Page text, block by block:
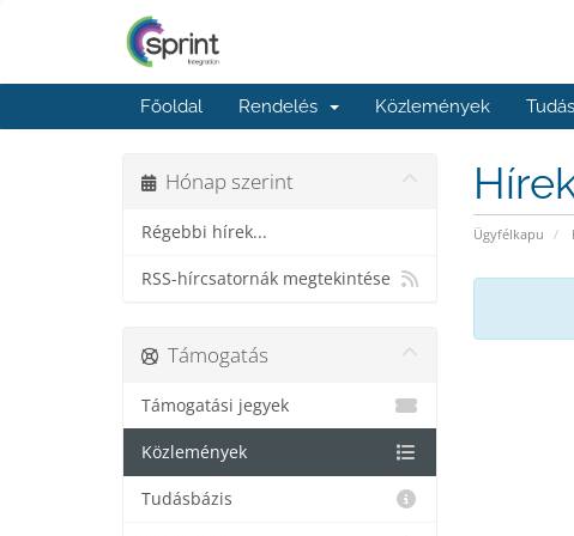
Főoldal Rendelés Közlemények
Ügyfélkapu
Hónap szerint
Régebbi hírek...
RSS-hírcsatornák megtekintése
Támogatás
Támogatási jegyek
Közlemények
Tudásbázis